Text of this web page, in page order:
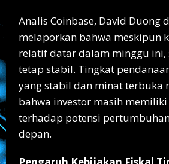
Analis Coinbase, David Duong
melaporkan bahwa meskipun
relatif datar dalam minggu ini,
tetap stabil. Tingkat
yang stabil dan minat terbuka
bahwa investor masih
terhadap potensi
depan.